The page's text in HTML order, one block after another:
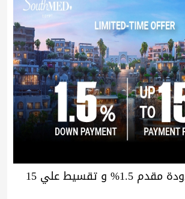
عرض لفترة محدودة مقدم 1.5% و تقسيط علي 15